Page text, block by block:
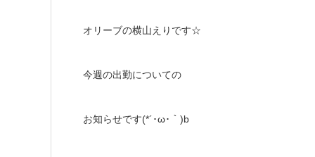
オリーブの横山えりです☆
今週の出勤についての
お知らせです(*´･ω･｀)b